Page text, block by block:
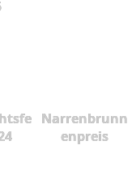
Narrenbrunn
enpreis